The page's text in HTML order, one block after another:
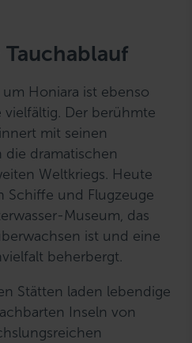
Honiara ist ebenso
Der berühmte
mit seinen
die dramatischen
Weltkriegs. Heute
Schiffe und Flugzeuge
Museum, das
ist und eine
beherbergt.
Stätten laden lebendige
Inseln von